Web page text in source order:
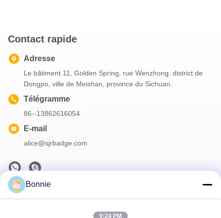
Contact rapide
Adresse
Le bâtiment 11, Golden Spring, rue Wenzhong, district de
Dongpo, ville de Meishan, province du Sichuan.
Télégramme
86--13862616054
E-mail
alice@sjrbadge.com
Notre Newsletter
Abonnez-vous à notre newsletter pour des réductions et plus
Bonnie
9:24 PM